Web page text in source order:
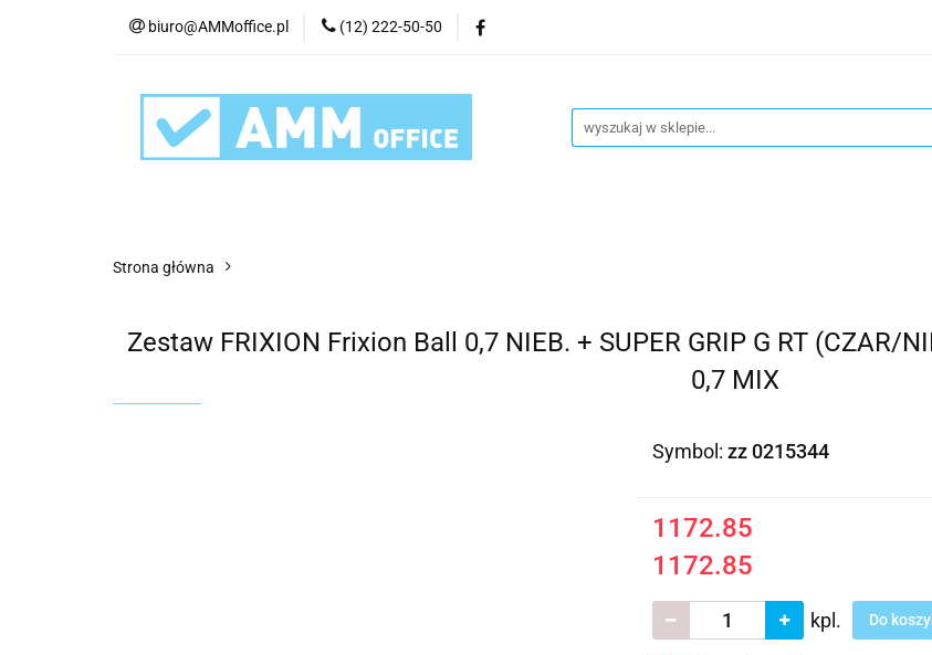
biuro@AMMoffice.pl (12) 222-50-50
Kategorie Artykuły biurowe
Urządzenia i eksploatacja Blog Kontakt
Strona główna
Zestaw FRIXION Frixion Ball 0,7 NIEB. + SUPER GRIP G RT (CZAR/
0,7 MIX
Symbol: zz 0215344
1172.85
1172.85
kpl. Do